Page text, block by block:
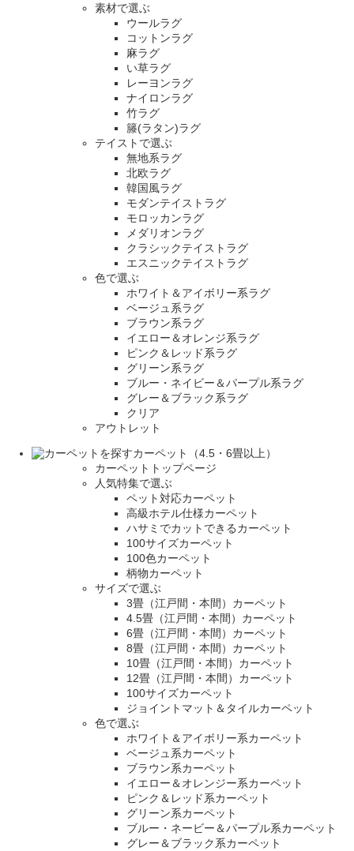
素材で選ぶ
ウールラグ
コットンラグ
麻ラグ
い草ラグ
レーヨンラグ
ナイロンラグ
竹ラグ
籐(ラタン)ラグ
テイストで選ぶ
無地系ラグ
北欧ラグ
韓国風ラグ
モダンテイストラグ
モロッカンラグ
メダリオンラグ
クラシックテイストラグ
エスニックテイストラグ
色で選ぶ
ホワイト＆アイボリー系ラグ
ベージュ系ラグ
ブラウン系ラグ
イエロー＆オレンジ系ラグ
ピンク＆レッド系ラグ
グリーン系ラグ
ブルー・ネイビー＆パープル系ラグ
グレー＆ブラック系ラグ
クリア
アウトレット
カーペット（4.5・6畳以上）
カーペットトップページ
人気特集で選ぶ
ペット対応カーペット
高級ホテル仕様カーペット
ハサミでカットできるカーペット
100サイズカーペット
100色カーペット
柄物カーペット
サイズで選ぶ
3畳（江戸間・本間）カーペット
4.5畳（江戸間・本間）カーペット
6畳（江戸間・本間）カーペット
8畳（江戸間・本間）カーペット
10畳（江戸間・本間）カーペット
12畳（江戸間・本間）カーペット
100サイズカーペット
ジョイントマット＆タイルカーペット
色で選ぶ
ホワイト＆アイボリー系カーペット
ベージュ系カーペット
ブラウン系カーペット
イエロー＆オレンジー系カーペット
ピンク＆レッド系カーペット
グリーン系カーペット
ブルー・ネービー＆パープル系カーペット
グレー＆ブラック系カーペット